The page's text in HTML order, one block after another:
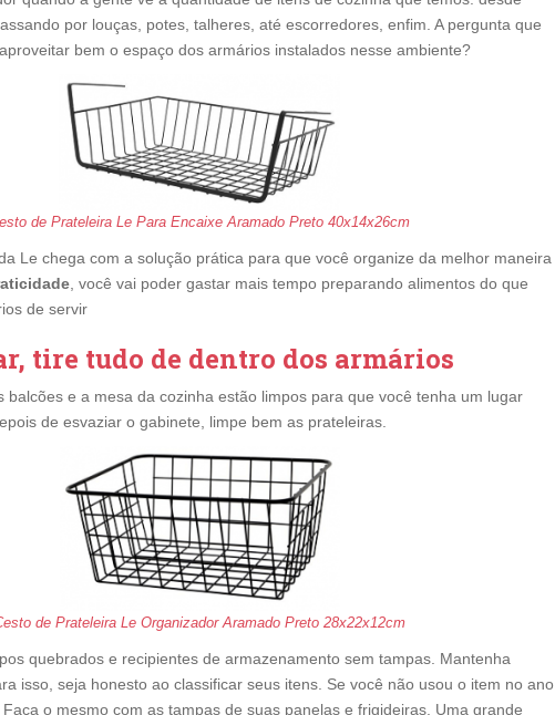
por louças, potes, talheres, até escorredores, enfim. A pergunta que
bem o espaço dos armários instalados nesse ambiente?
de Prateleira Le Para Encaixe Aramado Preto 40x14x26cm
Le chega com a solução prática para que você organize da melhor maneira
, você vai poder gastar mais tempo preparando alimentos do que
de servir
tire tudo de dentro dos armários
balcões e a mesa da cozinha estão limpos para que você tenha um lugar
de esvaziar o gabinete, limpe bem as prateleiras.
de Prateleira Le Organizador Aramado Preto 28x22x12cm
quebrados e recipientes de armazenamento sem tampas. Mantenha
isso, seja honesto ao classificar seus itens. Se você não usou o item no ano
o mesmo com as tampas de suas panelas e frigideiras. Uma grande